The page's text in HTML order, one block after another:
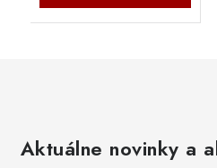
Aktuálne novinky a